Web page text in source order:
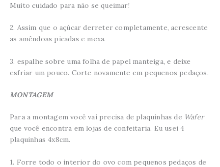
Muito cuidado para não se queimar!
2. Assim que o açúcar derreter completamente, acrescente
as amêndoas picadas e mexa.
3. espalhe sobre uma folha de papel manteiga, e deixe
esfriar um pouco. Corte novamente em pequenos pedaços.
MONTAGEM
Para a montagem você vai precisa de plaquinhas de Wafer
que você encontra em lojas de confeitaria. Eu usei 4
plaquinhas 4x8cm.
1. Forre todo o interior do ovo com pequenos pedaços de